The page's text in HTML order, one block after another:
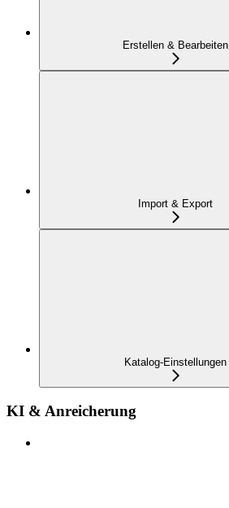
Erstellen & Bearbeiten
Import & Export
Katalog-Einstellungen
KI & Anreicherung